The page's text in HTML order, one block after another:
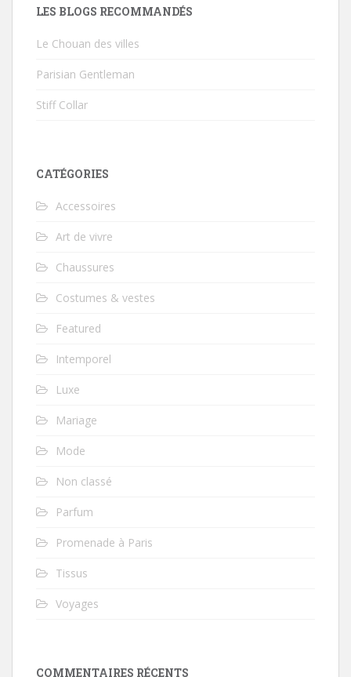
LES BLOGS RECOMMANDÉS
Le Chouan des villes
Parisian Gentleman
Stiff Collar
CATÉGORIES
Accessoires
Art de vivre
Chaussures
Costumes & vestes
Featured
Intemporel
Luxe
Mariage
Mode
Non classé
Parfum
Promenade à Paris
Tissus
Voyages
COMMENTAIRES RÉCENTS